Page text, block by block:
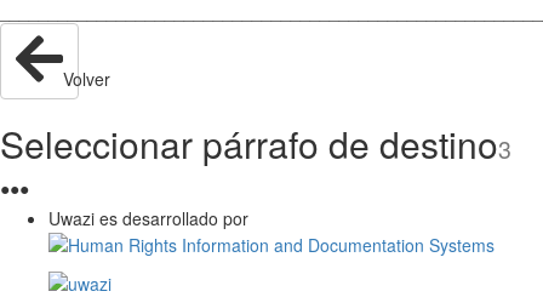
Volver
Seleccionar párrafo de destino3
●●●
Uwazi es desarrollado por